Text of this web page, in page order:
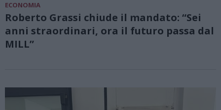
ECONOMIA
Roberto Grassi chiude il mandato: “Sei
anni straordinari, ora il futuro passa dal
MILL”